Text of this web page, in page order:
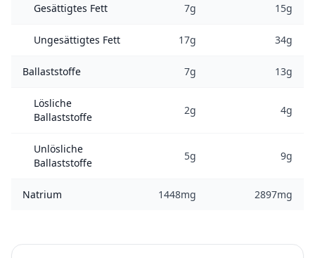
Gesättigtes Fett 7g 15g
Ungesättigtes Fett 17g 34g
Ballaststoffe 7g 13g
Lösliche
Ballaststoffe
2g 4g
Unlösliche
Ballaststoffe
5g 9g
Natrium 1448mg 2897mg